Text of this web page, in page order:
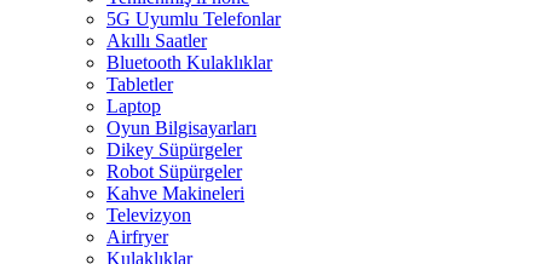
5G Uyumlu Telefonlar
Akıllı Saatler
Bluetooth Kulaklıklar
Tabletler
Laptop
Oyun Bilgisayarları
Dikey Süpürgeler
Robot Süpürgeler
Kahve Makineleri
Televizyon
Airfryer
Kulaklıklar